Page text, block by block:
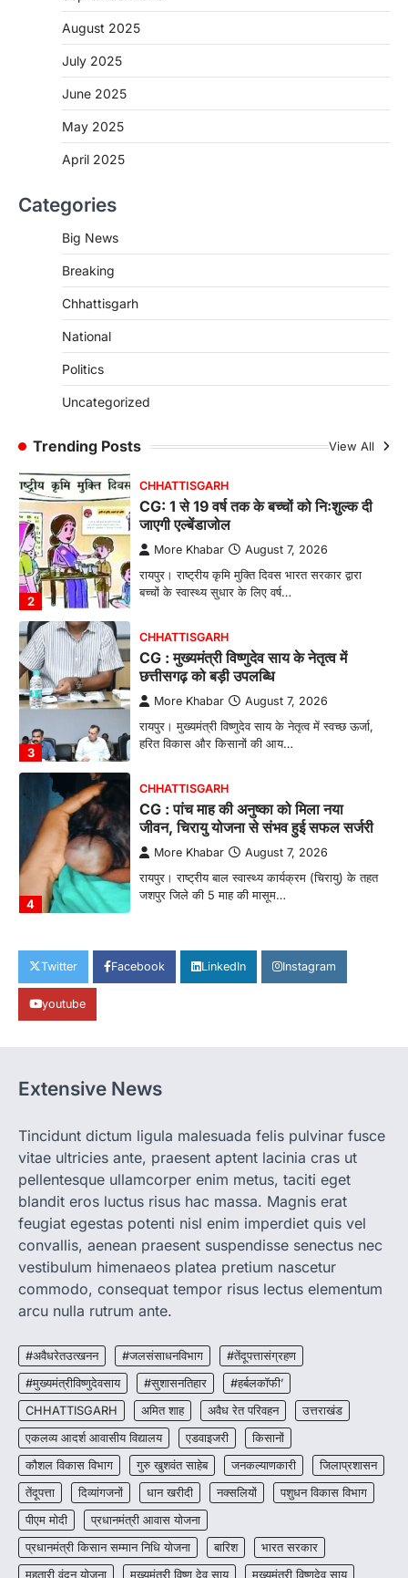
August 2025
July 2025
June 2025
May 2025
April 2025
Categories
Big News
Breaking
Chhattisgarh
National
Politics
Uncategorized
Trending Posts View All
CHHATTISGARH
जशपुर जिले की 5 माह की मासूम…
CG: छिपली की दीदियों का कमाल, बकरी
बनाने की दिशा में जिले के नगरी…
2
CHHATTISGARH
CG: 1 से 19 वर्ष तक के बच्चों को निःशुल्क दी
जाएगी एल्बेंडाजोल
More Khabar August 7, 2026
रायपुर। राष्ट्रीय कृमि मुक्ति दिवस भारत सरकार द्वारा
बच्चों के स्वास्थ्य सुधार के लिए वर्ष…
3
CHHATTISGARH
CG : मुख्यमंत्री विष्णुदेव साय के नेतृत्व में
छत्तीसगढ़ को बड़ी उपलब्धि
More Khabar August 7, 2026
रायपुर। मुख्यमंत्री विष्णुदेव साय के नेतृत्व में स्वच्छ ऊर्जा,
हरित विकास और किसानों की आय…
4
CHHATTISGARH
CG : पांच माह की अनुष्का को मिला नया
जीवन, चिरायु योजना से संभव हुई सफल सर्जरी
More Khabar August 7, 2026
रायपुर। राष्ट्रीय बाल स्वास्थ्य कार्यक्रम (चिरायु) के तहत
जशपुर जिले की 5 माह की मासूम…
CG: छिपली की दीदियों का कमाल, बकरी
पालन से बढ़ी आय और मजबूत हुआ आत्मविश्वास
बनाने की दिशा में जिले के नगरी…
2
CHHATTISGARH
जाएगी एल्बेंडाजोल
More Khabar August 7, 2026
रायपुर। राष्ट्रीय कृमि मुक्ति दिवस भारत सरकार द्वारा
बच्चों के स्वास्थ्य सुधार के लिए वर्ष…
3
CHHATTISGARH
CG : मुख्यमंत्री विष्णुदेव साय के नेतृत्व में
छत्तीसगढ़ को बड़ी उपलब्धि
More Khabar
हरित विकास और किसानों की आय…
4
CHHATTISGARH
CG : पांच माह की अनुष्का को मिला नया
जीवन, चिरायु योजना से संभव हुई सफल सर्जरी
More Khabar August 7, 2026
रायपुर। राष्ट्रीय बाल स्वास्थ्य कार्यक्रम (चिरायु) के तहत
जशपुर जिले की 5 माह की मासूम…
Twitter Facebook LinkedIn Instagram
youtube
Extensive News
Tincidunt dictum ligula malesuada felis pulvinar fusce
vitae ultricies ante, praesent aptent lacinia cras ut
pellentesque ullamcorper enim metus, taciti eget
blandit eros luctus risus hac massa. Magnis erat
feugiat egestas potenti nisl enim imperdiet quis vel
convallis, aenean praesent suspendisse senectus nec
vestibulum himenaeos platea pretium nascetur
commodo, consequat tempor risus lectus elementum
arcu nulla rutrum ante.
#अवैधरेतउत्खनन #जलसंसाधनविभाग
#तेंदूपत्तासंग्रहण
#मुख्यमंत्रीविष्णुदेवसाय
#सुशासनतिहार
#हर्बलकॉफी’
CHHATTISGARH
अमित शाह अवैध रेत परिवहन
उत्तराखंड
एकलव्य आदर्श आवासीय विद्यालय
एडवाइजरी
किसानों
कौशल विकास विभाग
गुरु खुशवंत साहेब जनकल्याणकारी
जिलाप्रशासन
तेंदूपत्ता
दिव्यांगजनों धान खरीदी नक्सलियों
पशुधन विकास विभाग
पीएम मोदी
प्रधानमंत्री आवास योजना
प्रधानमंत्री किसान सम्मान निधि योजना
बारिश
भारत सरकार
महतारी वंदन योजना
मुख्यमंत्री विष्णु देव साय मुख्यमंत्री विष्णुदेव साय